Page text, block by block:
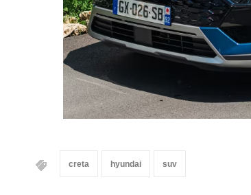
creta hyundai suv